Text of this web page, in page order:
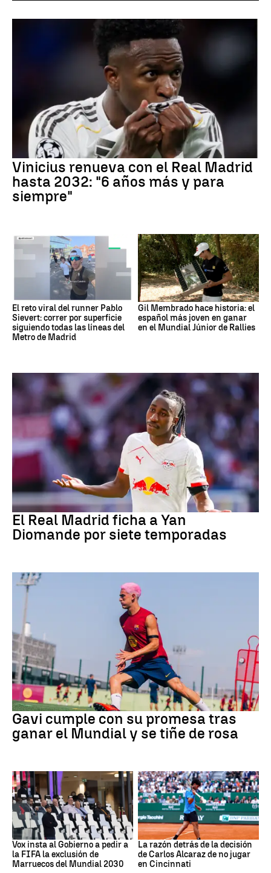
Vinicius renueva con el Real Madrid
hasta 2032: "6 años más y para
siempre"
El reto viral del runner Pablo
Sievert: correr por superficie
siguiendo todas las líneas del
Metro de Madrid
Gil Membrado hace historia: el
español más joven en ganar
en el Mundial Júnior de Rallies
Fútbol
El Real Madrid ficha a Yan
Diomande por siete temporadas
Fútbol
Gavi cumple con su promesa tras
ganar el Mundial y se tiñe de rosa
Mundial 2030
Vox insta al Gobierno a pedir a
la FIFA la exclusión de
Marruecos del Mundial 2030
Tenis
La razón detrás de la decisión
de Carlos Alcaraz de no jugar
en Cincinnati